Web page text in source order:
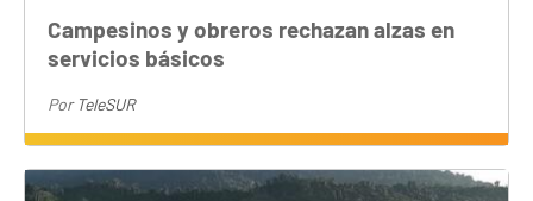
Campesinos y obreros rechazan alzas en
servicios básicos
Por TeleSUR